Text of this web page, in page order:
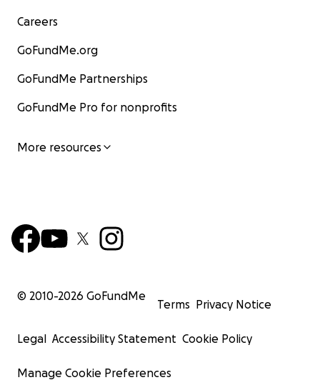
Careers
GoFundMe.org
GoFundMe Partnerships
GoFundMe Pro for nonprofits
More resources
© 2010-2026 GoFundMe
Terms Privacy Notice
Legal Accessibility Statement Cookie Policy
Manage Cookie Preferences